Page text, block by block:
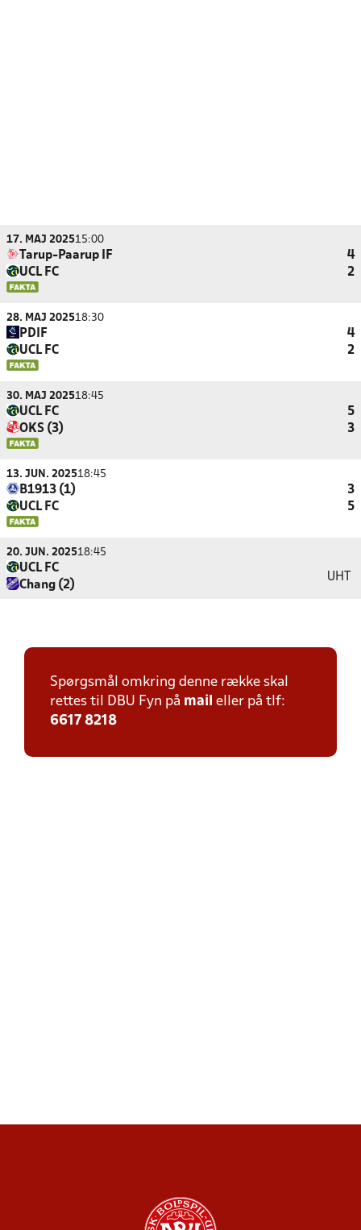
17. MAJ 202515:00
Tarup-Paarup IF
4
UCL FC
2
28. MAJ 202518:30
PDIF
4
UCL FC
2
30. MAJ 202518:45
UCL FC
5
OKS (3)
3
13. JUN. 202518:45
B1913 (1)
3
UCL FC
5
20. JUN. 202518:45
UCL FC
Chang (2)
UHT
Spørgsmål omkring denne række skal
rettes til DBU Fyn på mail eller på tlf:
6617 8218